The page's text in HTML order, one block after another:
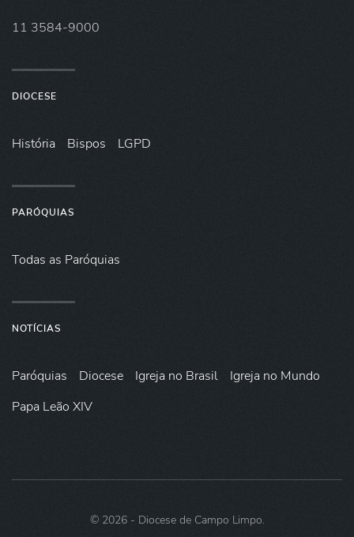
11 3584-9000
DIOCESE
História Bispos LGPD
PARÓQUIAS
Todas as Paróquias
NOTÍCIAS
Paróquias Diocese Igreja no Brasil
Igreja no Mundo
Papa Leão XIV
© 2026- Diocese de Campo Limpo.